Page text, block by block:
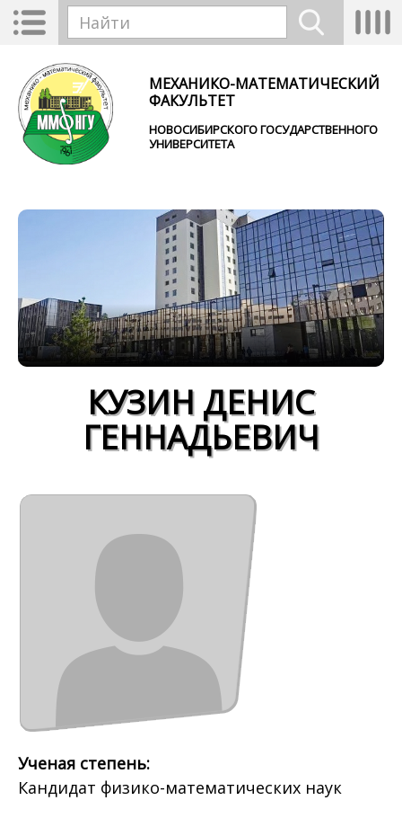
Перейти к основному содержанию
Toggle
navigation
Форма поиска
МЕХАНИКО-МАТЕМАТИЧЕСКИЙ
ФАКУЛЬТЕТ
НОВОСИБИРСКОГО ГОСУДАРСТВЕННОГО
УНИВЕРСИТЕТА
КУЗИН ДЕНИС
ГЕННАДЬЕВИЧ
Ученая степень:
Кандидат физико-математических наук